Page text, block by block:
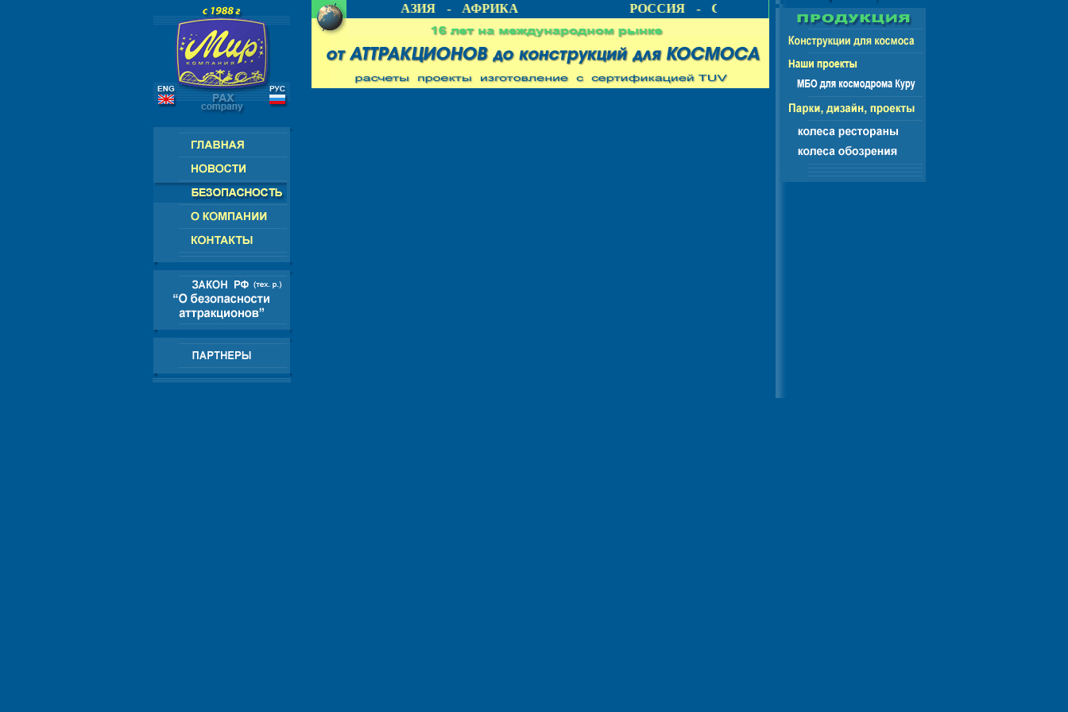
РОССИЯ - СНГ - ЕВРОПА - АМЕРИКА - АЗИЯ - АФРИКА РОССИЯ - СНГ - ЕВРОПА - АМЕРИКА - АЗИЯ - АФРИКА